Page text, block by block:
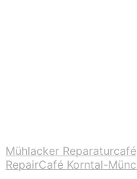
Mühlacker Reparaturcafé
RepairCafé Korntal-